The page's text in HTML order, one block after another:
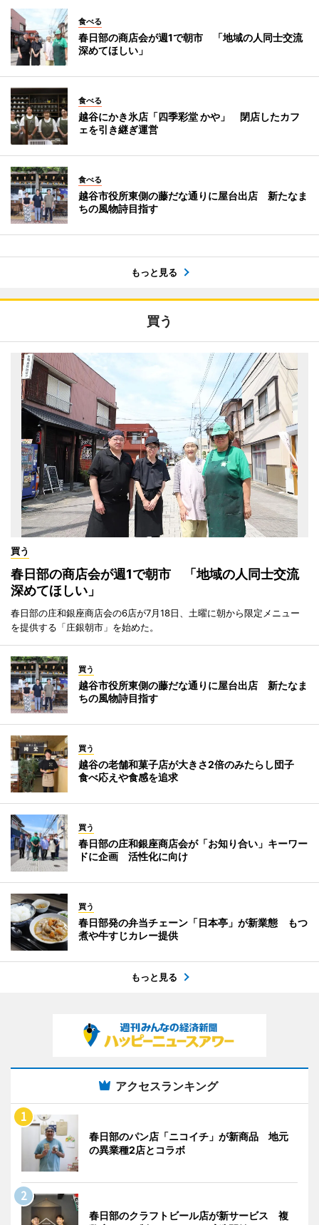
食べる
春日部の商店会が週1で朝市 「地域の人同士交流
深めてほしい」
食べる
越谷にかき氷店「四季彩堂 かや」 閉店したカフ
ェを引き継ぎ運営
食べる
越谷市役所東側の藤だな通りに屋台出店 新たなま
ちの風物詩目指す
もっと見る
買う
買う
春日部の商店会が週1で朝市 「地域の人同士交流
深めてほしい」
春日部の庄和銀座商店会の6店が7月18日、土曜に朝から限定メニュー
を提供する「庄銀朝市」を始めた。
買う
越谷市役所東側の藤だな通りに屋台出店 新たなま
ちの風物詩目指す
買う
越谷の老舗和菓子店が大きさ2倍のみたらし団子
食べ応えや食感を追求
買う
春日部の庄和銀座商店会が「お知り合い」キーワー
ドに企画 活性化に向け
買う
春日部発の弁当チェーン「日本亭」が新業態 もつ
煮や牛すじカレー提供
もっと見る
アクセスランキング
春日部のパン店「ニコイチ」が新商品 地元
の異業種2店とコラボ
春日部のクラフトビール店が新サービス 複